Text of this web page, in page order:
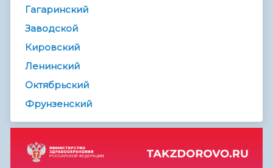
Гагаринский
Заводской
Кировский
Ленинский
Октябрьский
Фрунзенский